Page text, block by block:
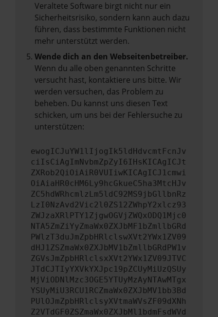
Veraltete Software birgt nicht nur ein
Sicherheitsrisiko, sondern kann auch dazu
führen, dass bestimmte Funktionen nicht
mehr unterstützt werden.
Wende dich an den Webseitenbetreiber.
Wenn du alle oben genannten Schritte
versucht hast, kontaktiere uns bitte. Wir
werden versuchen, das Problem zu
beheben. Du kannst uns diesen Text
schicken, um uns bei der Fehlersuche zu
unterstützen:
ewogICJuYW1lIjogIk5ldHdvcmtFcnJv
ciIsCiAgImNvbmZpZyI6IHsKICAgICJt
ZXRob2QiOiAiR0VUIiwKICAgICJ1cmwi
OiAiaHR0cHM6Ly9hcGkueC5ha3MtcHJv
ZC5hdWRhcmlzLm5ldC92MS9jbGllbnRz
LzI0NzAvd2Vic2l0ZS12ZWhpY2xlcz93
ZWJzaXRlPTY1ZjgwOGVjZWQxODQ1Mjc0
NTA5ZmZiYyZmaWx0ZXJbMF1bZmllbGRd
PWlzT3duJmZpbHRlclswXVt2YWx1ZV09
dHJ1ZSZmaWx0ZXJbMV1bZmllbGRdPW1v
ZGVsJmZpbHRlclsxXVt2YWx1ZV09JTVC
JTdCJTIyYXVkYXJpc19pZCUyMiUzQSUy
MjViODNlMzc3OGE5YTUyMzAyNTAwMTgx
YSUyMiU3RCU1RCZmaWx0ZXJbMV1bb3Bd
PUlOJmZpbHRlclsyXVtmaWVsZF09dXNh
Z2VTdGF0ZSZmaWx0ZXJbMl1bdmFsdWVd